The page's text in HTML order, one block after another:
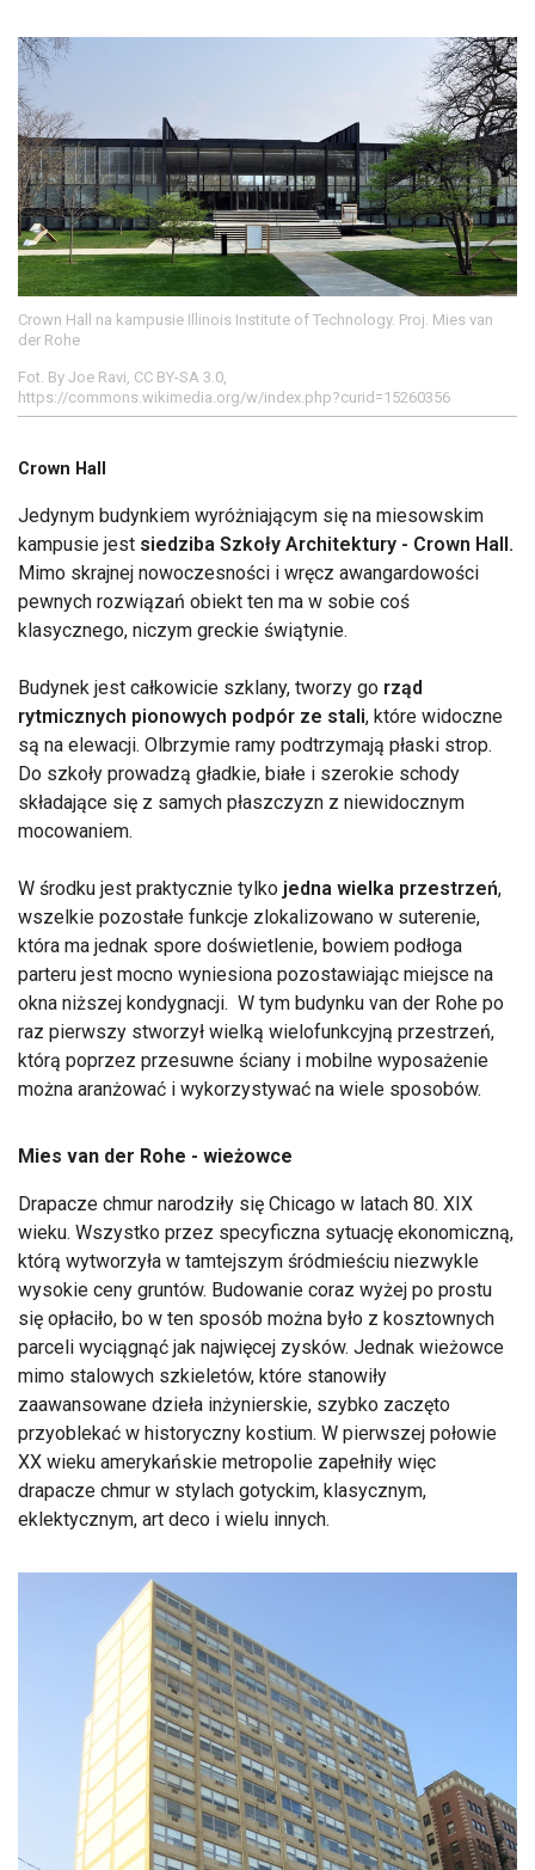
Crown Hall na kampusie Illinois Institute of Technology. Proj. Mies van
der Rohe
Fot. By Joe Ravi, CC BY-SA 3.0,
https://commons.wikimedia.org/w/index.php?curid=15260356
Crown Hall
Jedynym budynkiem wyróżniającym się na miesowskim
kampusie jest siedziba Szkoły Architektury - Crown Hall.
Mimo skrajnej nowoczesności i wręcz awangardowości
pewnych rozwiązań obiekt ten ma w sobie coś
klasycznego, niczym greckie świątynie.
Budynek jest całkowicie szklany, tworzy go rząd
rytmicznych pionowych podpór ze stali, które widoczne
są na elewacji. Olbrzymie ramy podtrzymają płaski strop.
Do szkoły prowadzą gładkie, białe i szerokie schody
składające się z samych płaszczyzn z niewidocznym
mocowaniem.
W środku jest praktycznie tylko jedna wielka przestrzeń,
wszelkie pozostałe funkcje zlokalizowano w suterenie,
która ma jednak spore doświetlenie, bowiem podłoga
parteru jest mocno wyniesiona pozostawiając miejsce na
okna niższej kondygnacji. W tym budynku van der Rohe po
raz pierwszy stworzył wielką wielofunkcyjną przestrzeń,
którą poprzez przesuwne ściany i mobilne wyposażenie
można aranżować i wykorzystywać na wiele sposobów.
Mies van der Rohe - wieżowce
Drapacze chmur narodziły się Chicago w latach 80. XIX
wieku. Wszystko przez specyficzna sytuację ekonomiczną,
którą wytworzyła w tamtejszym śródmieściu niezwykle
wysokie ceny gruntów. Budowanie coraz wyżej po prostu
się opłaciło, bo w ten sposób można było z kosztownych
parceli wyciągnąć jak najwięcej zysków. Jednak wieżowce
mimo stalowych szkieletów, które stanowiły
zaawansowane dzieła inżynierskie, szybko zaczęto
przyoblekać w historyczny kostium. W pierwszej połowie
XX wieku amerykańskie metropolie zapełniły więc
drapacze chmur w stylach gotyckim, klasycznym,
eklektycznym, art deco i wielu innych.